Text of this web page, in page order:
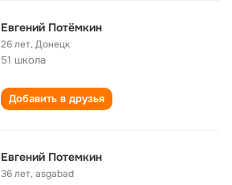
Евгений Потёмкин
26 лет,Донецк
51 школа
Добавить в друзья
Евгений Потемкин
36 лет,asgabad